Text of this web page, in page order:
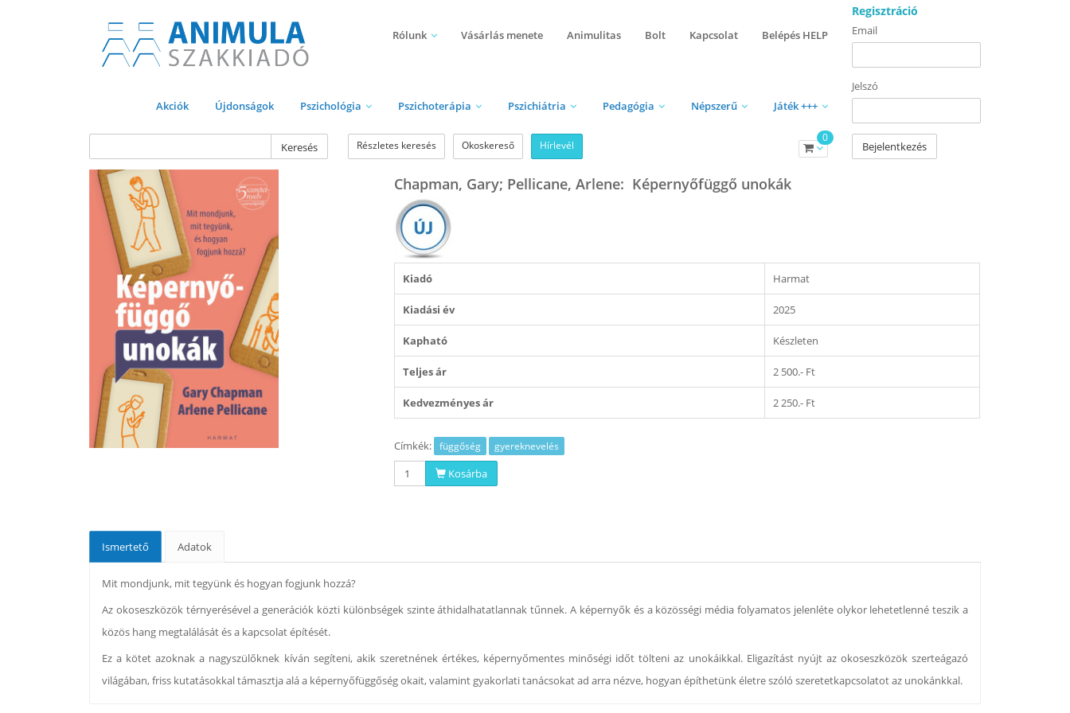
Rólunk Vásárlás menete Animulitas Bolt Kapcsolat Belépés HELP
Akciók Újdonságok Pszichológia Pszichoterápia Pszichiátria Pedagógia Népszerű Játék +++
Keresés Részletes keresés Okoskereső Hírlevél
0
Regisztráció
Email
Jelszó
Bejelentkezés
Chapman, Gary; Pellicane, Arlene: Képernyőfüggő unokák
Kiadó Harmat
Kiadási év 2025
Kapható Készleten
Teljes ár 2 500.- Ft
Kedvezményes ár 2 250.- Ft
Címkék: függőség gyereknevelés
Kosárba
Ismertető Adatok
Mit mondjunk, mit tegyünk és hogyan fogjunk hozzá?
Az okoseszközök térnyerésével a generációk közti különbségek szinte áthidalhatatlannak tűnnek. A képernyők és a közösségi média folyamatos jelenléte olykor lehetetlenné teszik a
közös hang megtalálását és a kapcsolat építését.
Ez a kötet azoknak a nagyszülőknek kíván segíteni, akik szeretnének értékes, képernyőmentes minőségi időt tölteni az unokáikkal. Eligazítást nyújt az okoseszközök szerteágazó
világában, friss kutatásokkal támasztja alá a képernyőfüggőség okait, valamint gyakorlati tanácsokat ad arra nézve, hogyan építhetünk életre szóló szeretetkapcsolatot az unokánkkal.